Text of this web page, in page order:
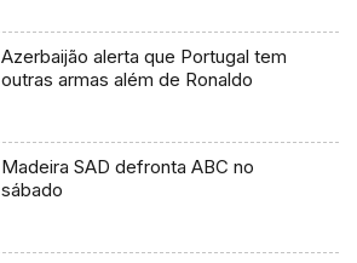
Azerbaijão alerta que Portugal tem
outras armas além de Ronaldo
Madeira SAD defronta ABC no
sábado